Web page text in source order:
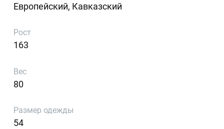
Европейский, Кавказский
Рост
163
Вес
80
Размер одежды
54